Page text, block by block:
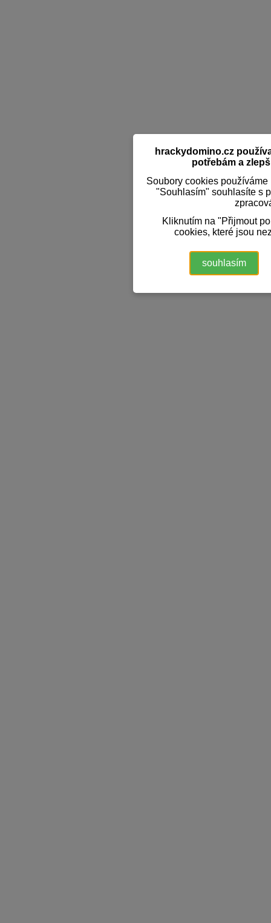
hrackydomino.cz
potřebám a
Soubory cookies
"Souhlasím" souhlasíte s
Kliknutím na "Přijmout
cookies, které jsou
souhlasím